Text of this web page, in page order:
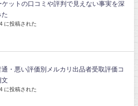
ケットの口コミや評判で見えない事実を深
た
に投稿された
通・悪い評価別メルカリ出品者受取評価コ
文
に投稿された